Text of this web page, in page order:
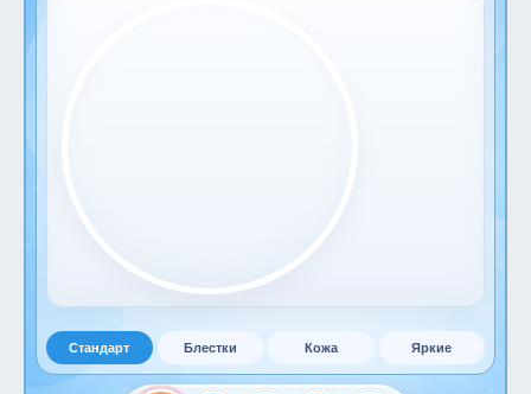
Стандарт Блестки Кожа Яркие